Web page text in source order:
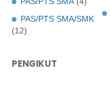
PAS/PTS SMA/SMK
(12)
PENGIKUT